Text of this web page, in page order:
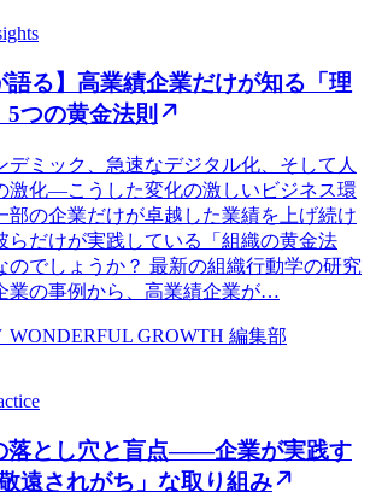
語る】高業績企業だけが知る「理
つの黄金法則
デミック、急速なデジタル化、そして人
激化—こうした変化の激しいビジネス環
部の企業だけが卓越した業績を上げ続け
らだけが実践している「組織の黄金法
のでしょうか？ 最新の組織行動学の研究
業の事例から、高業績企業が…
WONDERFUL GROWTH 編集部
落とし穴と盲点——企業が実践す
遠されがち」な取り組み